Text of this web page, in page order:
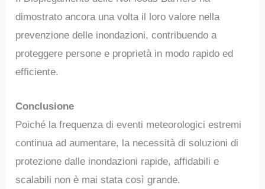
dimostrato ancora una volta il loro valore nella
prevenzione delle inondazioni, contribuendo a
proteggere persone e proprietà in modo rapido ed
efficiente.
Conclusione
Poiché la frequenza di eventi meteorologici estremi
continua ad aumentare, la necessità di soluzioni di
protezione dalle inondazioni rapide, affidabili e
scalabili non è mai stata così grande.